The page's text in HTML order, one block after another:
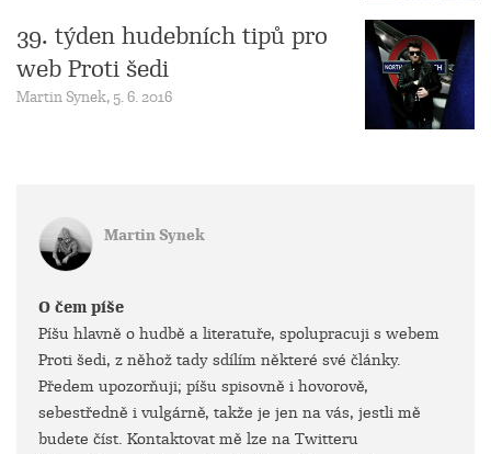
39. týden hudebních tipů pro
web Proti šedi
Martin Synek, 5. 6. 2016
Martin Synek
O čem píše
Píšu hlavně o hudbě a literatuře, spolupracuji s webem
Proti šedi, z něhož tady sdílím některé své články.
Předem upozorňuji; píšu spisovně i hovorově,
sebestředně i vulgárně, takže je jen na vás, jestli mě
budete číst. Kontaktovat mě lze na Twitteru